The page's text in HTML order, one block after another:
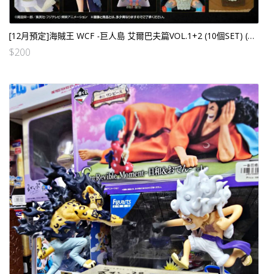
[12月預定]海賊王 WCF -巨人島 艾爾巴夫篇VOL.1+2 (10個SET) (行) [全數HK$570/訂金$200]
$200